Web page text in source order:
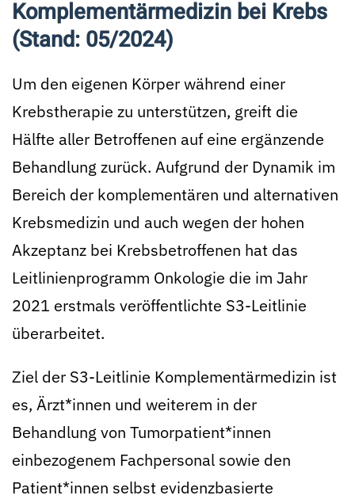
Komplementärmedizin bei Krebs
(Stand: 05/2024)
Um den eigenen Körper während einer
Krebstherapie zu unterstützen, greift die
Hälfte aller Betroffenen auf eine ergänzende
Behandlung zurück. Aufgrund der Dynamik im
Bereich der komplementären und alternativen
Krebsmedizin und auch wegen der hohen
Akzeptanz bei Krebsbetroffenen hat das
Leitlinienprogramm Onkologie die im Jahr
2021 erstmals veröffentlichte S3-Leitlinie
überarbeitet.
Ziel der S3-Leitlinie Komplementärmedizin ist
es, Ärzt*innen und weiterem in der
Behandlung von Tumorpatient*innen
einbezogenem Fachpersonal sowie den
Patient*innen selbst evidenzbasierte